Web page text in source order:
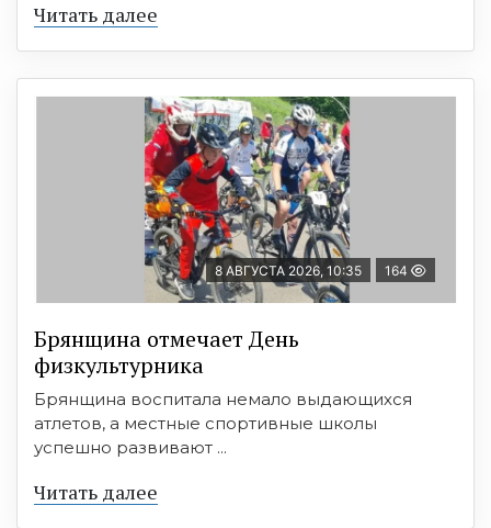
Читать далее
8 АВГУСТА 2026, 10:35 164
Брянщина отмечает День
физкультурника
Брянщина воспитала немало выдающихся
атлетов, а местные спортивные школы
успешно развивают ...
Читать далее